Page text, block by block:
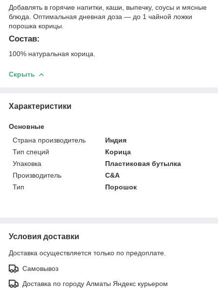
Добавлять в горячие напитки, каши, выпечку, соусы и мясные
блюда. Оптимальная дневная доза — до 1 чайной ложки
порошка корицы.
Состав:
100% натуральная корица.
Скрыть
Характеристики
Основные
Страна производитель
Индия
Тип специй
Корица
Упаковка
Пластиковая бутылка
Производитель
C&A
Тип
Порошок
Условия доставки
Доставка осуществляется только по предоплате.
Самовывоз
Доставка по городу Алматы Яндекс курьером